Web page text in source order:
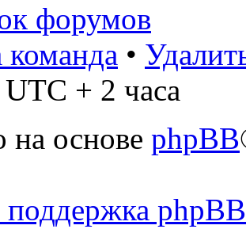
форумов
•
+ 2 часа
на основе phpBB
поддержка phpBB